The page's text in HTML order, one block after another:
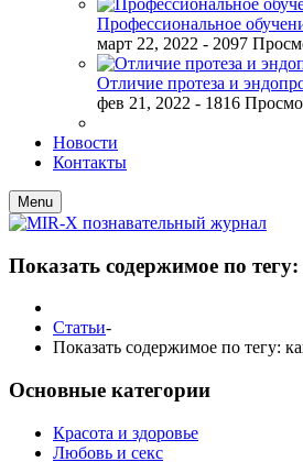
Профессиональное
март 22, 2022 - 2097
Отличие протеза и
фев 21, 2022 - 1816
Новости
Контакты
Menu
Показать содержимое по
Статьи-
Показать содержимое по тегу:
Основные категории
Красота и здоровье
Любовь и секс